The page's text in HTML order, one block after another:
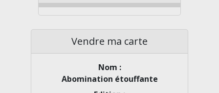
Vendre ma carte
Nom :
Abomination étouffante